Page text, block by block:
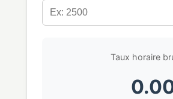
Taux horaire